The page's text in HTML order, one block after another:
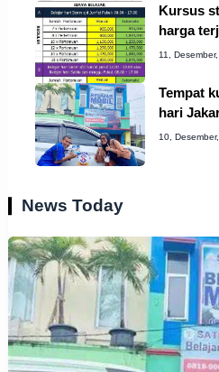
Kursus
harga
11,
Tempat
hari
10,
News Today